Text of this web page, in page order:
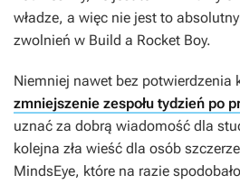
władze, a więc nie jest to
zwolnień w Build a Rocket Boy.
Niemniej nawet bez potwierdzenia
zmniejszenie zespołu tydzień po
uznać za dobrą wiadomość dla
kolejna zła wieść dla osób
MindsEye, które na razie